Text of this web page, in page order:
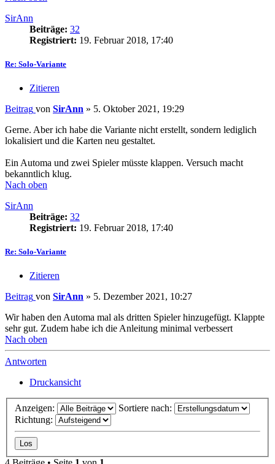
SirAnn
Beiträge: 32
Registriert: 19. Februar 2018, 17:40
Re: Solo-Variante
Zitieren
Beitrag von SirAnn » 5. Oktober 2021, 19:29
Gerne. Aber ich habe die Variante nicht erstellt, sondern lediglich
lokalisiert und die Karten neu gestaltet.
Ein Automa und zwei Spieler müsste klappen. Versuch macht
bekanntlich klug.
Nach oben
SirAnn
Beiträge: 32
Registriert: 19. Februar 2018, 17:40
Re: Solo-Variante
Zitieren
Beitrag von SirAnn » 5. Dezember 2021, 10:27
Wir haben den Automa mal als dritten Spieler hinzugefügt. Klappte
sehr gut. Zudem habe ich die Anleitung minimal verbessert
Nach oben
Antworten
Druckansicht
Anzeigen:
Sortiere nach:
Richtung: